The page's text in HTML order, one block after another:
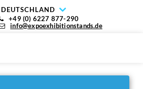
DEUTSCHLAND
+49 (0) 6227 877-290
info@expoexhibitionstands.de